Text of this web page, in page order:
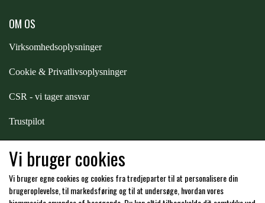
PREMIER EQUINE INSEKTBESKYTTELSE
OM OS
Virksomhedsoplysninger
Cookie & Privatlivsoplysninger
CSR - vi tager ansvar
Trustpilot
Hos os kan du betale med:
Vi bruger cookies
Vi bruger egne cookies og cookies fra tredjeparter til at personalisere din
brugeroplevelse, til markedsføring og til at undersøge, hvordan vores